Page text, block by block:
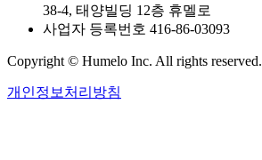
38-4, 태양빌딩 12층 휴멜로
사업자 등록번호 416-86-03093
Copyright © Humelo Inc. All rights reserved.
개인정보처리방침